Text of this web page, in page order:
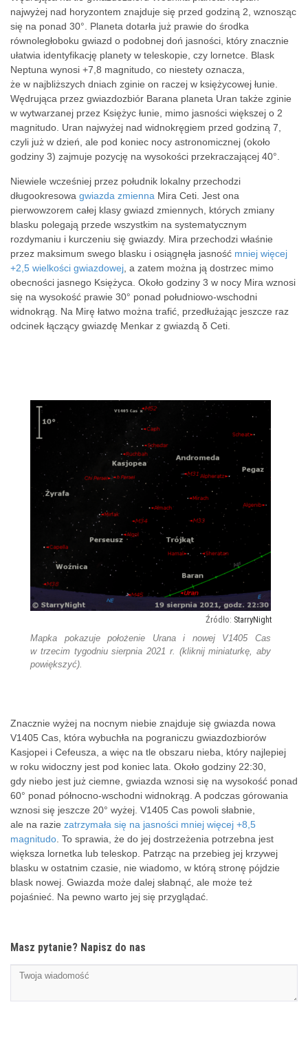
najwyżej nad horyzontem znajduje się przed godziną 2, wznosząc
się na ponad 30°. Planeta dotarła już prawie do środka
równoległoboku gwiazd o podobnej doń jasności, który znacznie
ułatwia identyfikację planety w teleskopie, czy lornetce. Blask
Neptuna wynosi +7,8 magnitudo, co niestety oznacza,
że w najbliższych dniach zginie on raczej w księżycowej łunie.
Wędrująca przez gwiazdozbiór Barana planeta Uran także zginie
w wytwarzanej przez Księżyc łunie, mimo jasności większej o 2
magnitudo. Uran najwyżej nad widnokręgiem przed godziną 7,
czyli już w dzień, ale pod koniec nocy astronomicznej (około
godziny 3) zajmuje pozycję na wysokości przekraczającej 40°.
Niewiele wcześniej przez południk lokalny przechodzi
długookresowa gwiazda zmienna Mira Ceti. Jest ona
pierwowzorem całej klasy gwiazd zmiennych, których zmiany
blasku polegają przede wszystkim na systematycznym
rozdymaniu i kurczeniu się gwiazdy. Mira przechodzi właśnie
przez maksimum swego blasku i osiągnęła jasność mniej więcej
+2,5 wielkości gwiazdowej , a zatem można ją dostrzec mimo
obecności jasnego Księżyca. Około godziny 3 w nocy Mira wznosi
się na wysokość prawie 30° ponad południowo-wschodni
widnokrąg. Na Mirę łatwo można trafić, przedłużając jeszcze raz
odcinek łączący gwiazdę Menkar z gwiazdą δ Ceti.
StarryNight
Mapka pokazuje położenie Urana i nowej V1405 Cas
w trzecim tygodniu sierpnia 2021 r. (kliknij miniaturkę, aby
powiększyć).
Znacznie wyżej na nocnym niebie znajduje się gwiazda nowa
V1405 Cas, która wybuchła na pograniczu gwiazdozbiorów
Kasjopei i Cefeusza, a więc na tle obszaru nieba, który najlepiej
w roku widoczny jest pod koniec lata. Około godziny 22:30,
gdy niebo jest już ciemne, gwiazda wznosi się na wysokość ponad
60° ponad północno-wschodni widnokrąg. A podczas górowania
wznosi się jeszcze 20° wyżej. V1405 Cas powoli słabnie,
ale na razie zatrzymała się na jasności mniej więcej +8,5
magnitudo . To sprawia, że do jej dostrzeżenia potrzebna jest
większa lornetka lub teleskop. Patrząc na przebieg jej krzywej
blasku w ostatnim czasie, nie wiadomo, w którą stronę pójdzie
blask nowej. Gwiazda może dalej słabnąć, ale może też
pojaśnieć. Na pewno warto jej się przyglądać.
Masz pytanie? Napisz do nas